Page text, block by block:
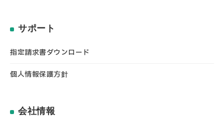
サポート
指定請求書ダウンロード
個人情報保護方針
会社情報